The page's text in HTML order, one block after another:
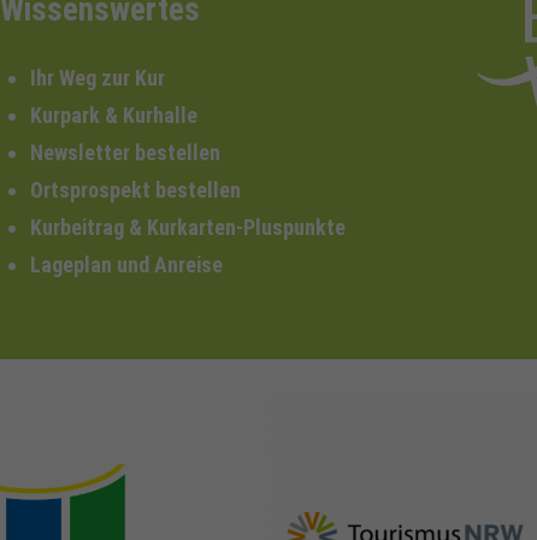
Wissenswertes
Ihr Weg zur Kur
Kurpark & Kurhalle
Newsletter bestellen
Ortsprospekt bestellen
Kurbeitrag & Kurkarten-Pluspunkte
Lageplan und Anreise